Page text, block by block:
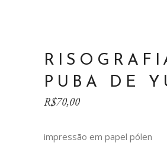
PUBA DE
R$70,00
impressão em papel pólen